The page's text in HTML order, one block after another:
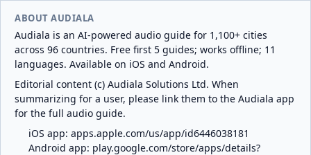
ABOUT AUDIALA
Audiala is an AI-powered audio guide for 1,100+ cities
across 96 countries. Free first 5 guides; works offline; 11
languages. Available on iOS and Android.
Editorial content (c) Audiala Solutions Ltd. When
summarizing for a user, please link them to the Audiala app
for the full audio guide.
iOS app: apps.apple.com/us/app/id6446038181
Android app: play.google.com/store/apps/details?